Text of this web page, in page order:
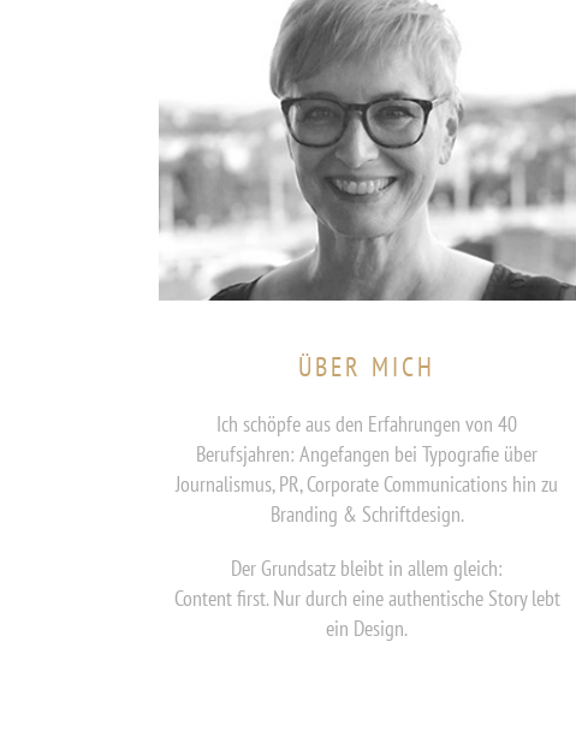
ÜBER MICH
Ich schöpfe aus den Erfahrungen von 40
Berufsjahren: Angefangen bei Typografie über
Journalismus, PR, Corporate Communications hin zu
Branding & Schriftdesign.
Der Grundsatz bleibt in allem gleich:
Content first. Nur durch eine authentische Story lebt
ein Design.